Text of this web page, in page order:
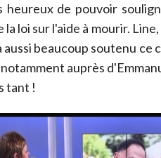
heureux de pouvoir
la loi sur l'aide à mourir.
aussi beaucoup soutenu
auprès
tant !